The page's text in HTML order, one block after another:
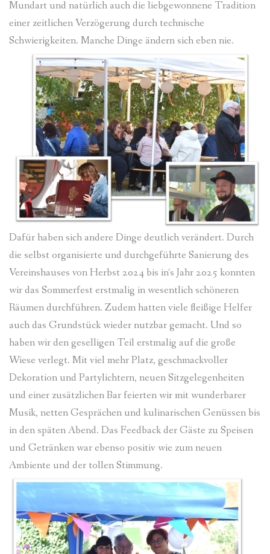
Mundart und natürlich auch die liebgewonnene Tradition
einer zeitlichen Verzögerung durch technische
Schwierigkeiten. Manche Dinge ändern sich eben nie.
Dafür haben sich andere Dinge deutlich verändert. Durch
die selbst organisierte und durchgeführte Sanierung des
Vereinshauses von Herbst 2024 bis in‘s Jahr 2025 konnten
wir das Sommerfest erstmalig in wesentlich schöneren
Räumen durchführen. Zudem hatten viele fleißige Helfer
auch das Grundstück wieder nutzbar gemacht. Und so
haben wir den geselligen Teil erstmalig auf die große
Wiese verlegt. Mit viel mehr Platz, geschmackvoller
Dekoration und Partylichtern, neuen Sitzgelegenheiten
und einer zusätzlichen Bar feierten wir mit wunderbarer
Musik, netten Gesprächen und kulinarischen Genüssen bis
in den späten Abend. Das Feedback der Gäste zu Speisen
und Getränken war ebenso positiv wie zum neuen
Ambiente und der tollen Stimmung.